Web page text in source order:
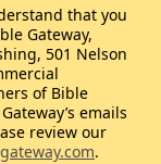
that you
Gateway,
501 Nelson
of Bible
emails
review our
.